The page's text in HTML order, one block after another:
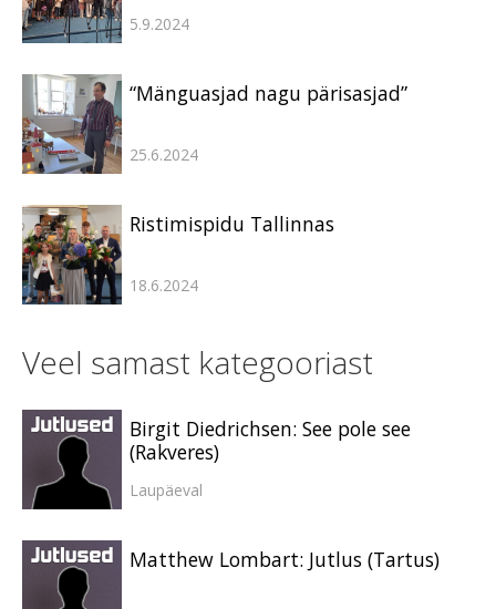
5.9.2024
“Mänguasjad nagu pärisasjad”
25.6.2024
Ristimispidu Tallinnas
18.6.2024
Veel samast kategooriast
Birgit Diedrichsen: See pole see
(Rakveres)
Laupäeval
Matthew Lombart: Jutlus (Tartus)